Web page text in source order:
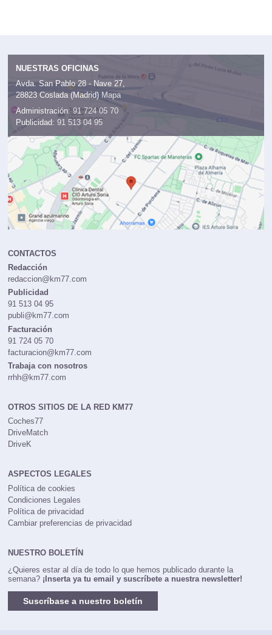
NUESTRAS OFICINAS
Avda. San Pablo 28 - Nave 27,
28823 Coslada (Madrid) Mapa
Administración: 91 724 05 70
Publicidad: 91 513 04 95
CONTACTOS
Redacción
redaccion@km77.com
Publicidad
91 513 04 95
publi@km77.com
Facturación
91 724 05 70
facturacion@km77.com
Trabaja con nosotros
rrhh@km77.com
OTROS SITIOS DE LA RED KM77
Coches77
DriveMatch
DriveK
ASPECTOS LEGALES
Política de cookies
Condiciones Legales
Política de privacidad
Cambiar preferencias de privacidad
NUESTRO BOLETÍN
¿Quieres estar al día de todo lo que hemos publicado durante la
semana? ¡Inserta ya tu email y suscríbete a nuestra newsletter!
Suscríbase a nuestro boletín